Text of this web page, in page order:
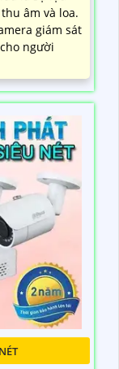
âm và loa.
giám sát
người